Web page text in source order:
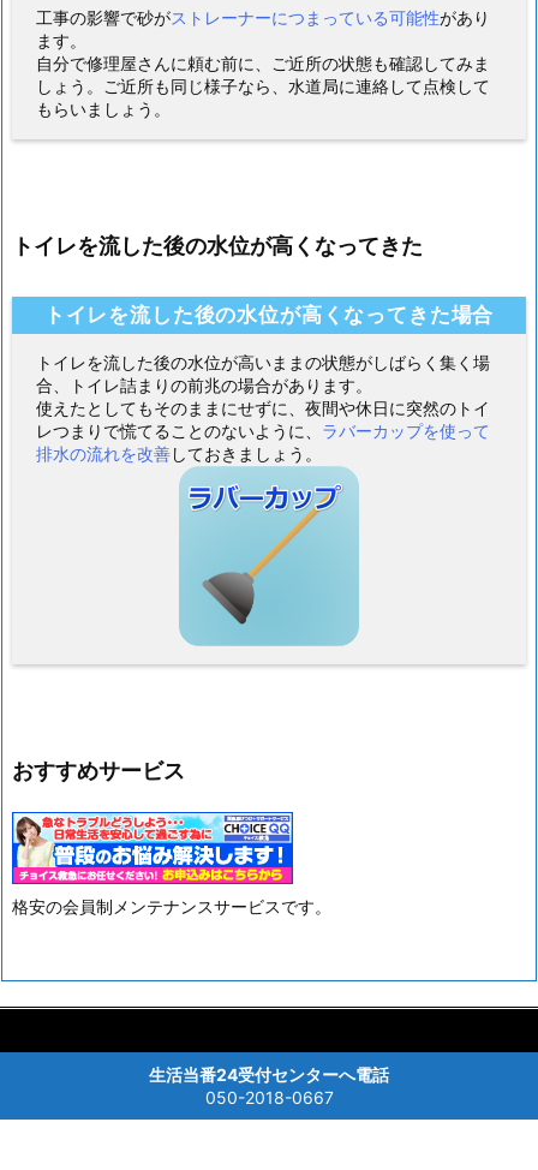
工事の影響で砂がストレーナーにつまっている可能性があり
ます。
自分で修理屋さんに頼む前に、ご近所の状態も確認してみま
しょう。ご近所も同じ様子なら、水道局に連絡して点検して
もらいましょう。
トイレを流した後の水位が高くなってきた
トイレを流した後の水位が高くなってきた場合
トイレを流した後の水位が高いままの状態がしばらく集く場
合、トイレ詰まりの前兆の場合があります。
使えたとしてもそのままにせずに、夜間や休日に突然のトイ
レつまりで慌てることのないように、 ラバーカップを使って
排水の流れを改善しておきましょう。
おすすめサービス
格安の会員制メンテナンスサービスです。
2026 生活当番24 水回り修理受付 All Rights Reserved.

ホーム

メニュー

上へ
生活当番24受付センターへ電話
050-2018-0667